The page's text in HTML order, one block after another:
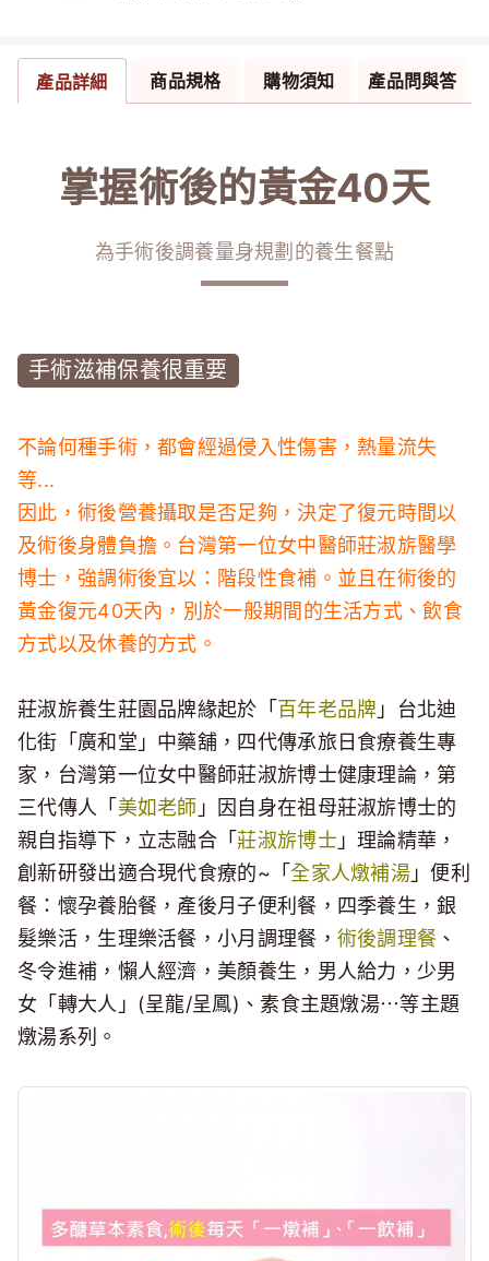
產品詳細 商品規格 購物須知 產品問與答
掌握術後的黃金40天
為手術後調養量身規劃的養生餐點
手術滋補保養很重要
不論何種手術，都會經過侵入性傷害，熱量流失
等...
因此，術後營養攝取是否足夠，決定了復元時間以
及術後身體負擔。台灣第一位女中醫師莊淑旂醫學
博士，強調術後宜以：階段性食補。並且在術後的
黃金復元40天內，別於一般期間的生活方式、飲食
方式以及休養的方式。
莊淑旂養生莊園品牌緣起於「 百年老品牌 」台北迪
化街「廣和堂」中藥舖，四代傳承旅日食療養生專
家，台灣第一位女中醫師莊淑旂博士健康理論，第
三代傳人「 美如老師 」因自身在祖母莊淑旂博士的
親自指導下，立志融合「莊淑旂博士 」理論精華，
創新研發出適合現代食療的~「全家人燉補湯 」便利
餐：懷孕養胎餐，產後月子便利餐，四季養生，銀
髮樂活，生理樂活餐，小月調理餐， 術後調理餐 、
冬令進補，懶人經濟，美顏養生，男人給力，少男
女「轉大人」(呈龍/呈鳳)、素食主題燉湯⋯等主題
燉湯系列。